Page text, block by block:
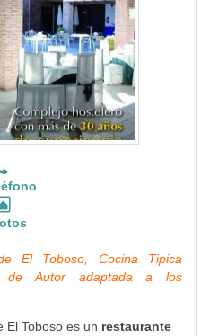
El Toboso, Cocina Tipica
de Autor adaptada a los
El Toboso es un restaurante